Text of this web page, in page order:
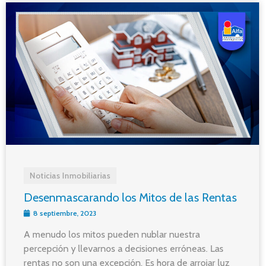
Noticias Inmobiliarias
Desenmascarando los Mitos de las Rentas
8 septiembre, 2023
A menudo los mitos pueden nublar nuestra
percepción y llevarnos a decisiones erróneas. Las
rentas no son una excepción. Es hora de arrojar luz